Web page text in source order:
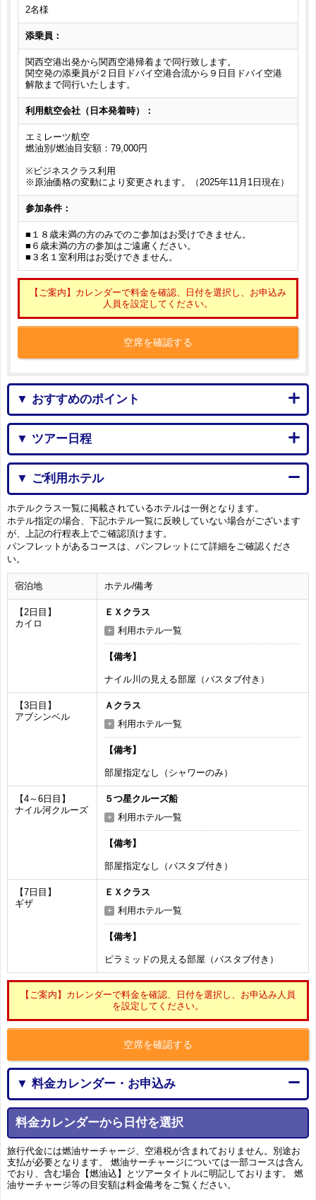
2名様
添乗員：
関西空港出発から関西空港帰着まで同行致します。
関空発の添乗員が２日目ドバイ空港合流から９日目ドバイ空港
解散まで同行いたします。
利用航空会社（日本発着時）：
エミレーツ航空
燃油別/燃油目安額：79,000円
※ビジネスクラス利用
※原油価格の変動により変更されます。（2025年11月1日現在）
参加条件：
■１８歳未満の方のみでのご参加はお受けできません。
■６歳未満の方の参加はご遠慮ください。
■３名１室利用はお受けできません。
【ご案内】カレンダーで料金を確認、日付を選択し、お申込み
人員を設定してください。
空席を確認する
▼ おすすめのポイント
▼ ツアー日程
▼ ご利用ホテル
ホテルクラス一覧に掲載されているホテルは一例となります。
ホテル指定の場合、下記ホテル一覧に反映していない場合がございます
が、上記の行程表上でご確認頂けます。
パンフレットがあるコースは、パンフレットにて詳細をご確認くださ
い。
宿泊地 ホテル/備考
【2日目】
カイロ
ＥＸクラス
利用ホテル一覧
【備考】
ナイル川の見える部屋（バスタブ付き）
【3日目】
アブシンベル
Ａクラス
利用ホテル一覧
【備考】
部屋指定なし（シャワーのみ）
【4～6日目】
ナイル河クルーズ
５つ星クルーズ船
利用ホテル一覧
【備考】
部屋指定なし（バスタブ付き）
【7日目】
ギザ
ＥＸクラス
利用ホテル一覧
【備考】
ピラミッドの見える部屋（バスタブ付き）
【ご案内】カレンダーで料金を確認、日付を選択し、お申込み人員
を設定してください。
空席を確認する
▼ 料金カレンダー・お申込み
料金カレンダーから日付を選択
旅行代金には燃油サーチャージ、空港税が含まれておりません。別途お
支払が必要となります。 燃油サーチャージについては一部コースは含ん
でおり、含む場合【燃油込】とツアータイトルに明記しております。 燃
油サーチャージ等の目安額は料金備考をご覧ください。